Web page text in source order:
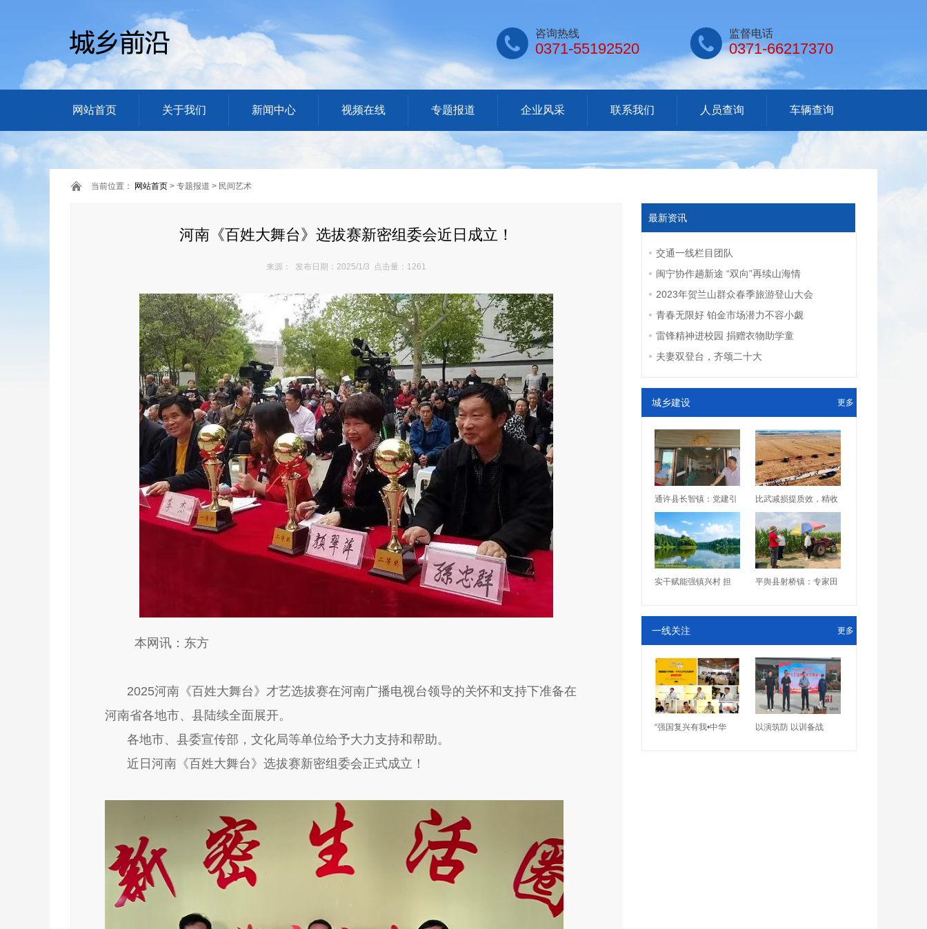
 咨询热线
0371-55192520  监督电话
0371-66217370
网站首页 关于我们 新闻中心 视频在线 专题报道 企业风采 联系我们 人员查询 车辆查询
当前位置： 网站首页 > 专题报道 > 民间艺术
河南《百姓大舞台》选拔赛新密组委会近日成立！
来源： 发布日期：2025/1/3 点击量：1261
本网讯：东方
2025河南《百姓大舞台》才艺选拔赛在河南广播电视台领导的关怀和支持下准备在
河南省各地市、县陆续全面展开。
各地市、县委宣传部，文化局等单位给予大力支持和帮助。
近日河南《百姓大舞台》选拔赛新密组委会正式成立！
最新资讯
交通一线栏目团队
闽宁协作趟新途 “双向”再续山海情
2023年贺兰山群众春季旅游登山大会
青春无限好 铂金市场潜力不容小觑
雷锋精神进校园 捐赠衣物助学童
夫妻双登台，齐颂二十大
城乡建设 更多
通许县长智镇：党建引 比武减损提质效，精收
实干赋能强镇兴村 担 平舆县射桥镇：专家田
一线关注 更多
“强国复兴有我•中华 以演筑防 以训备战